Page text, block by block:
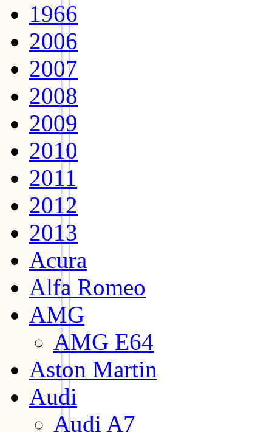
1966
2006
2007
2008
2009
2010
2011
2012
2013
Acura
Alfa Romeo
AMG
AMG E64
Aston Martin
Audi
Audi A7